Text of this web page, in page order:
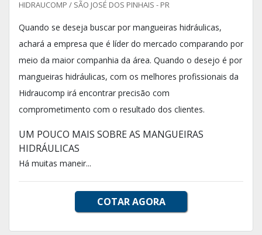
HIDRAUCOMP / SÃO JOSÉ DOS PINHAIS - PR
Quando se deseja buscar por mangueiras hidráulicas,
achará a empresa que é líder do mercado comparando por
meio da maior companhia da área. Quando o desejo é por
mangueiras hidráulicas, com os melhores profissionais da
Hidraucomp irá encontrar precisão com
comprometimento com o resultado dos clientes.
UM POUCO MAIS SOBRE AS MANGUEIRAS
HIDRÁULICAS
Há muitas maneir...
COTAR AGORA